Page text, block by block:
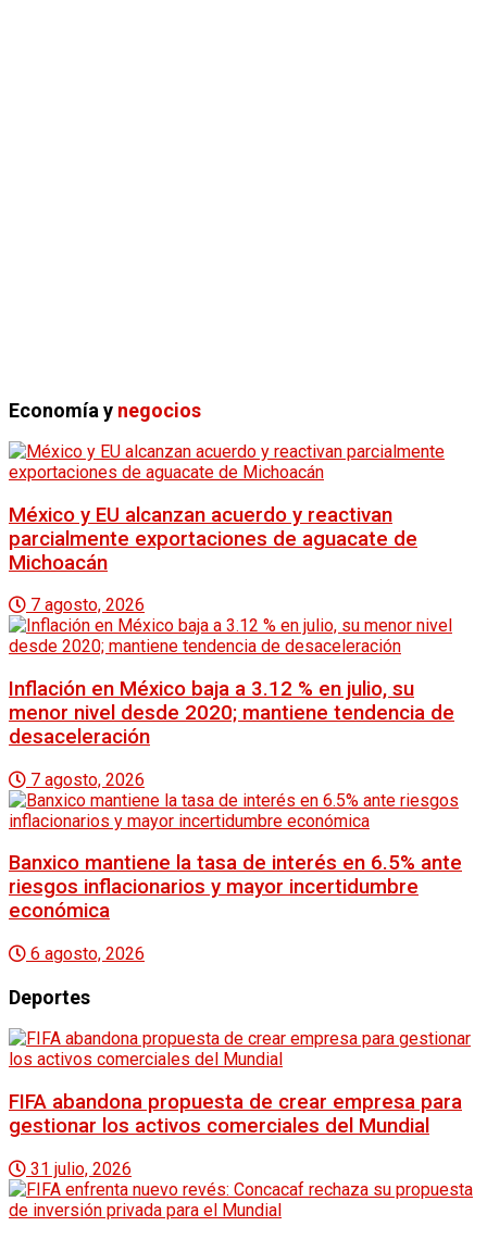
Economía y negocios
México y EU alcanzan acuerdo y reactivan
parcialmente exportaciones de aguacate de
Michoacán
7 agosto, 2026
Inflación en México baja a 3.12 % en julio, su
menor nivel desde 2020; mantiene tendencia de
desaceleración
7 agosto, 2026
Banxico mantiene la tasa de interés en 6.5% ante
riesgos inflacionarios y mayor incertidumbre
económica
6 agosto, 2026
Deportes
FIFA abandona propuesta de crear empresa para
gestionar los activos comerciales del Mundial
31 julio, 2026